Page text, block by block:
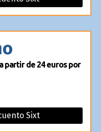
partir de 24 euros por
Sixt